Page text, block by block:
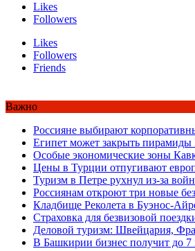
Likes
Followers
Likes
Followers
Friends
Важно
Россияне выбирают
Египет может закрыть пирамиды
Особые экономические зоны
Цены в Турции отпугивают
Туризм в Петре рухнул из-за
Россиянам откроют три новые
Кладбище Реколета в Буэнос-
Страховка для безвизовой
Деловой туризм: Швейцария,
В Башкирии бизнес получит до 7